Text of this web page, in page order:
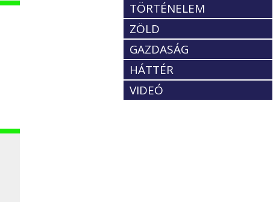
TÖRTÉNELEM
ZÖLD
GAZDASÁG
HÁTTÉR
VIDEÓ